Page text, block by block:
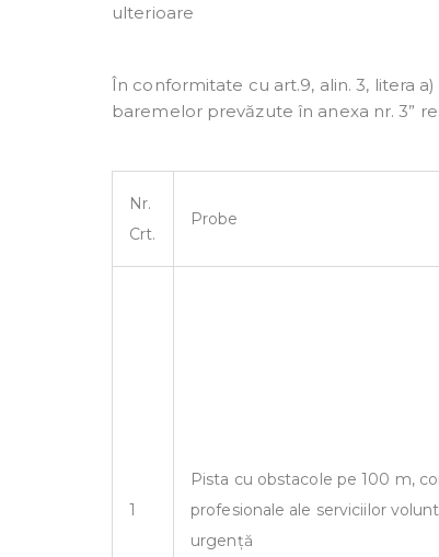
ulterioare
În conformitate cu art.9, alin. 3, litera
baremelor prevăzute în anexa nr. 3”
Nr.
Crt.
Probe
1
Pista cu obstacole pe 100 m,
profesionale ale serviciilor
urgență